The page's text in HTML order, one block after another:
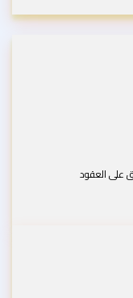
على العقود